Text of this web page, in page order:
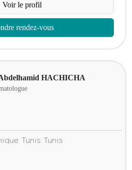
Voir le profil
rendez-vous
HACHICHA
Tunis Tunis